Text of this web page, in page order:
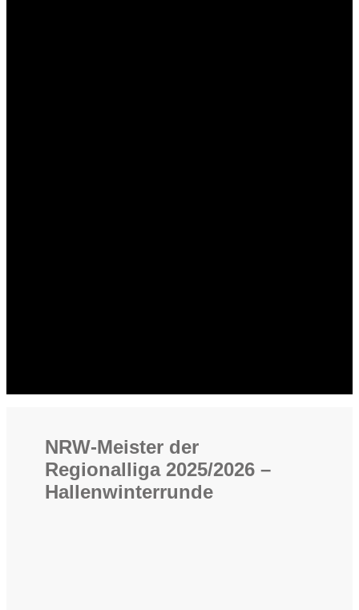
NRW-Meister der
Regionalliga 2025/2026 –
Hallenwinterrunde